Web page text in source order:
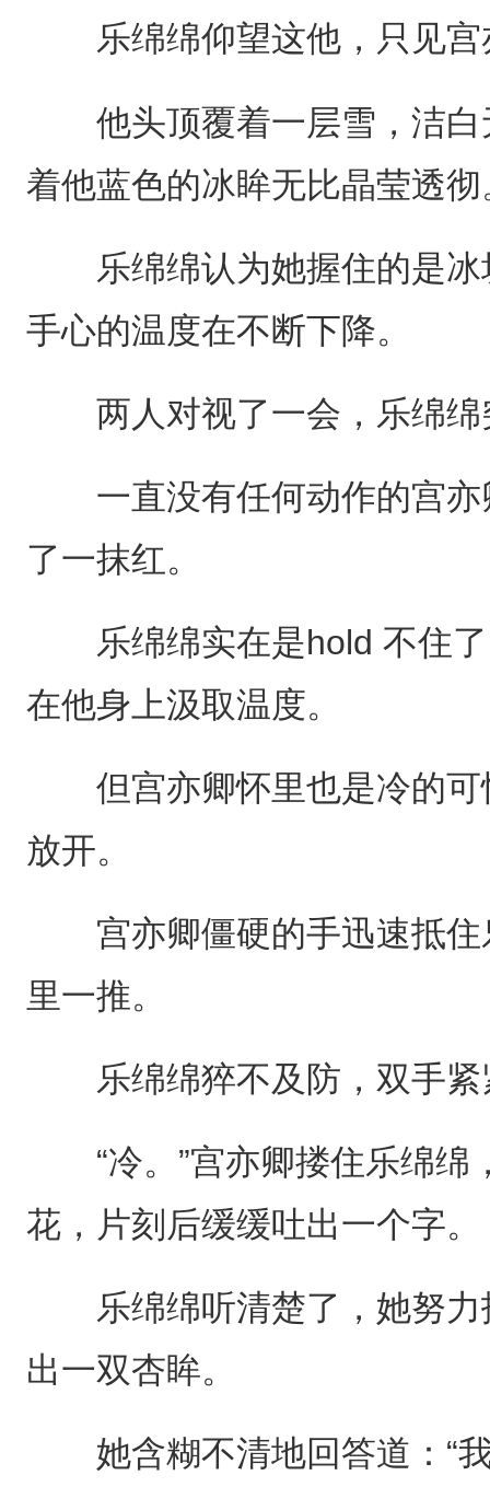
乐绵绵仰望这他，只见宫
他头顶覆着一层雪，洁白
着他蓝色的冰眸无比晶莹透彻
乐绵绵认为她握住的是冰
手心的温度在不断下降。
两人对视了一会，乐绵绵
一直没有任何动作的宫亦
了一抹红。
乐绵绵实在是hold 不住了
在他身上汲取温度。
但宫亦卿怀里也是冷的可
放开。
宫亦卿僵硬的手迅速抵住
里一推。
乐绵绵猝不及防，双手紧
“冷。”宫亦卿搂住乐绵绵
花，片刻后缓缓吐出一个字。
乐绵绵听清楚了，她努力
出一双杏眸。
她含糊不清地回答道：“我